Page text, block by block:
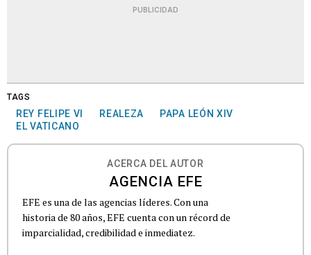
PUBLICIDAD
TAGS
REY FELIPE VI REALEZA
PAPA LEÓN XIV
EL VATICANO
ACERCA DEL AUTOR
AGENCIA EFE
EFE es una de las agencias líderes. Con una
historia de 80 años, EFE cuenta con un récord de
imparcialidad, credibilidad e inmediatez.